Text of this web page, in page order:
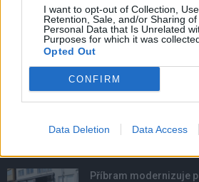
I want to opt-out of Collection, Use,
Retention, Sale, and/or Sharing of
Personal Data that Is Unrelated
Purposes for which it was
Opted Out
CONFIRM
Data Deletion Data Access
NOVINKY
Obděnice vzpomínaly
6. 8. 2026
podmínky. Horší voda
4. 8. 2026
Příbram modernizuje